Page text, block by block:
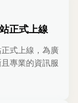
正式上線
式上線，為廣
專業的資訊服